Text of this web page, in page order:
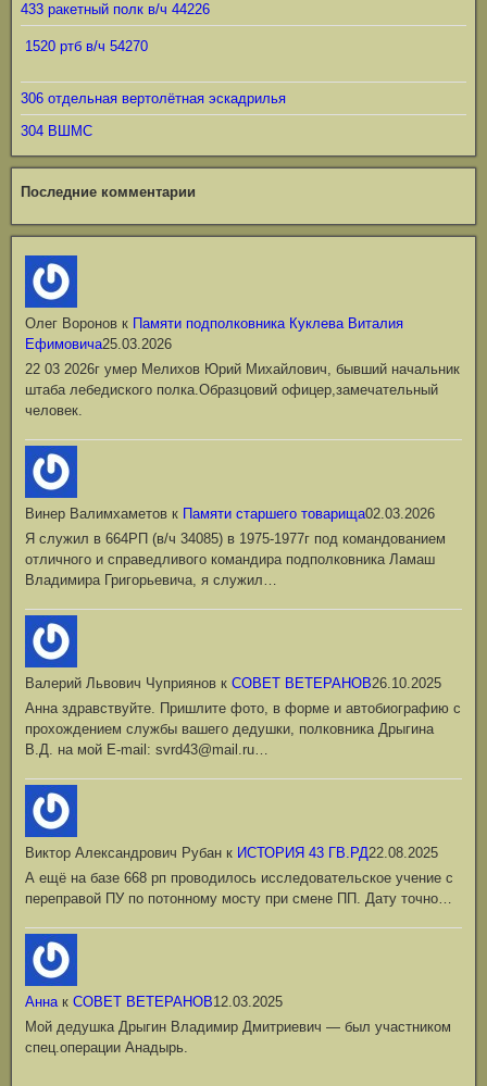
433 ракетный полк в/ч 44226
1520 ртб в/ч 54270
306 отдельная вертолётная эскадрилья
304 ВШМС
Последние комментарии
Олег Воронов к Памяти подполковника Куклева Виталия
Ефимовича25.03.2026
22 03 2026г умер Мелихов Юрий Михайлович, бывший начальник
штаба лебедиского полка.Образцовий офицер,замечательный
человек.
Винер Валимхаметов к Памяти старшего товарища02.03.2026
Я служил в 664РП (в/ч 34085) в 1975-1977г под командованием
отличного и справедливого командира подполковника Ламаш
Владимира Григорьевича, я служил…
Валерий Львович Чуприянов к СОВЕТ ВЕТЕРАНОВ26.10.2025
Анна здравствуйте. Пришлите фото, в форме и автобиографию с
прохождением службы вашего дедушки, полковника Дрыгина
В.Д. на мой Е-mail: svrd43@mail.ru…
Виктор Александрович Рубан к ИСТОРИЯ 43 ГВ.РД22.08.2025
А ещё на базе 668 рп проводилось исследовательское учение с
переправой ПУ по потонному мосту при смене ПП. Дату точно…
Аннак СОВЕТ ВЕТЕРАНОВ12.03.2025
Мой дедушка Дрыгин Владимир Дмитриевич — был участником
спец.операции Анадырь.